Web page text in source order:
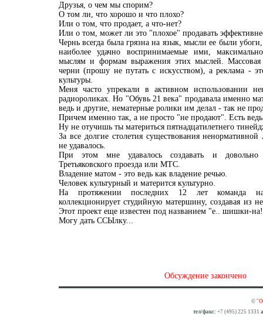
Друзья, о чем мы спорим?
О том ли, что хорошо и что плохо?
Или о том, что продает, а что-нет?
Или о том, может ли это "плохое" продавать
Чернь всегда была грязна на язык, мысли ее были
наиболее удачно воспринимаемые ими,
мыслям и формам выражения этих мыслей. Массовая
черни (прошу не путать с искусством), а реклама -
культуры.
Меня часто упрекали в активном использовании
радиороликах. Но "Обувь 21 века" продавала именно
ведь и другие, нематерные ролики им делал - так не
Причем именно так, а не просто "не продают". Есть
Ну не отучишь ты материться пятнадцатилетнего
За все долгие столетия существования
не удавалось.
При этом мне удавалось создавать и
Третьяковского проезда или МТС.
Владение матом - это ведь как владение речью.
Человек культурный и матерится культурно.
На протяжении последних 12 лет команда
коллекционирует студийную матершину, создавая из
Этот проект еще известен под названием "е.. шишки-
Могу дать ССЫлку...
Обсуждение закончено
©
тел/факс: +7 (495) 225 1331